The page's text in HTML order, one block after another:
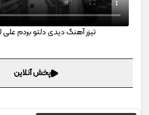
تیزر آهنگ دیدی دلتو بردم علی
پخش آنلاین